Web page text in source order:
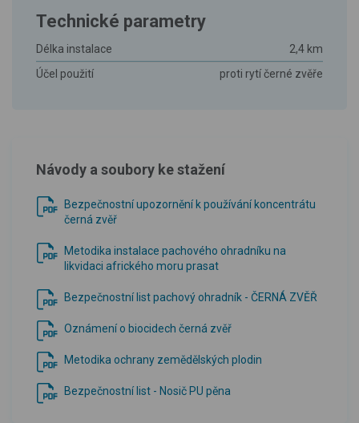
Technické parametry
Délka instalace
2,4 km
Účel použití
proti rytí černé zvěře
Návody a soubory ke stažení
Bezpečnostní upozornění k používání koncentrátu
černá zvěř
Metodika instalace pachového ohradníku na
likvidaci afrického moru prasat
Bezpečnostní list pachový ohradník - ČERNÁ ZVĚŘ
Oznámení o biocidech černá zvěř
Metodika ochrany zemědělských plodin
Bezpečnostní list - Nosič PU pěna